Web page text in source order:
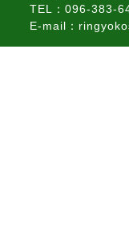
TEL：096-383-
E-mail：